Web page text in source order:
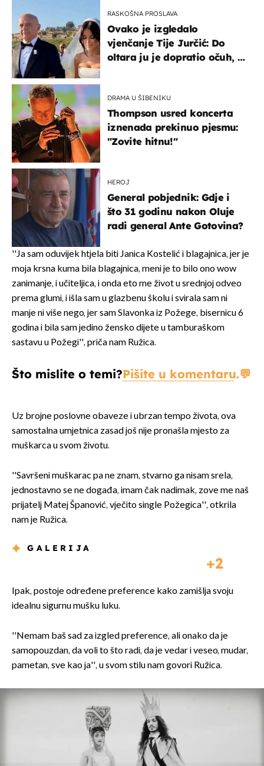
RASKOŠNA PROSLAVA
Ovako je izgledalo
vjenčanje Tije Jurčić: Do
oltara ju je dopratio očuh, a
DRAMA U ŠIBENIKU
Thompson usred koncerta
iznenada prekinuo pjesmu:
"Zovite hitnu!"
HEROJ
General pobjednik: Gdje i
što 31 godinu nakon Oluje
radi general Ante Gotovina?
''Ja sam oduvijek htjela biti Janica Kostelić i blagajnica, jer je
moja krsna kuma bila blagajnica, meni je to bilo ono wow
zanimanje, i učiteljica, i onda eto me život u srednjoj odveo
prema glumi, i išla sam u glazbenu školu i svirala sam ni
manje ni više nego, jer sam Slavonka iz Požege, bisernicu 6
godina i bila sam jedino žensko dijete u tamburaškom
sastavu u Požegi'', priča nam Ružica.
Što mislite o temi?Pišite u komentaru.
Uz brojne poslovne obaveze i ubrzan tempo života, ova
samostalna umjetnica zasad još nije pronašla mjesto za
muškarca u svom životu.
''Savršeni muškarac pa ne znam, stvarno ga nisam srela,
jednostavno se ne događa, imam čak nadimak, zove me naš
prijatelj Matej Španović, vječito single Požegica'', otkrila
nam je Ružica.
GALERIJA
2
Ipak, postoje određene preference kako zamišlja svoju
idealnu sigurnu mušku luku.
''Nemam baš sad za izgled preference, ali onako da je
samopouzdan, da voli to što radi, da je vedar i veseo, mudar,
pametan, sve kao ja'', u svom stilu nam govori Ružica.